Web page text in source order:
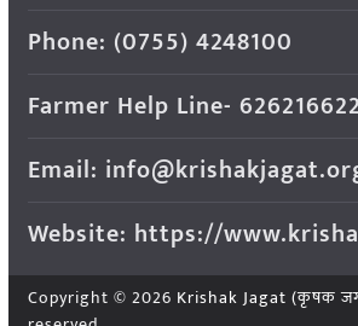
Phone: (0755) 4248100
Farmer Help Line-
Email:
Website: https://
Copyright © 2026 Krishak Jagat (कृषक